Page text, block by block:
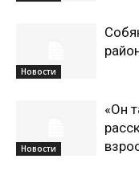
Новости
Новости
«Он